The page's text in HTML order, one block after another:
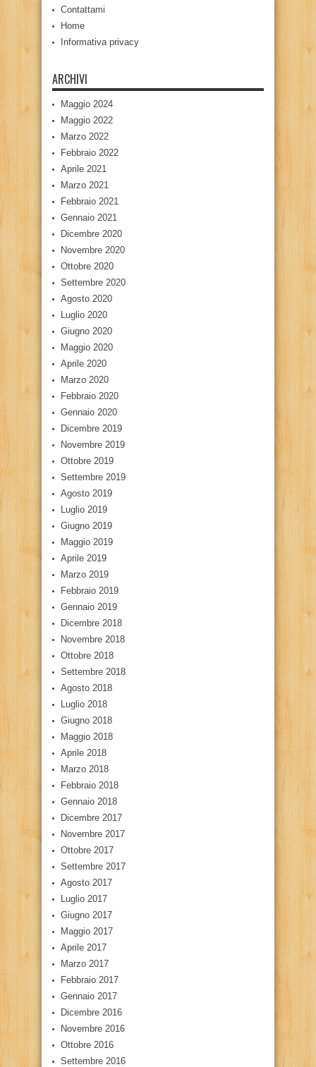
Contattami
Home
Informativa privacy
ARCHIVI
Maggio 2024
Maggio 2022
Marzo 2022
Febbraio 2022
Aprile 2021
Marzo 2021
Febbraio 2021
Gennaio 2021
Dicembre 2020
Novembre 2020
Ottobre 2020
Settembre 2020
Agosto 2020
Luglio 2020
Giugno 2020
Maggio 2020
Aprile 2020
Marzo 2020
Febbraio 2020
Gennaio 2020
Dicembre 2019
Novembre 2019
Ottobre 2019
Settembre 2019
Agosto 2019
Luglio 2019
Giugno 2019
Maggio 2019
Aprile 2019
Marzo 2019
Febbraio 2019
Gennaio 2019
Dicembre 2018
Novembre 2018
Ottobre 2018
Settembre 2018
Agosto 2018
Luglio 2018
Giugno 2018
Maggio 2018
Aprile 2018
Marzo 2018
Febbraio 2018
Gennaio 2018
Dicembre 2017
Novembre 2017
Ottobre 2017
Settembre 2017
Agosto 2017
Luglio 2017
Giugno 2017
Maggio 2017
Aprile 2017
Marzo 2017
Febbraio 2017
Gennaio 2017
Dicembre 2016
Novembre 2016
Ottobre 2016
Settembre 2016